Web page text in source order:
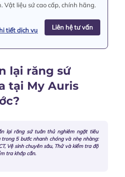
Vật liệu sứ cao cấp, chính hãng.
tiết dịch vụ Liên hệ tư vấn
lại răng sứ
tại My Auris
lại răng sứ tuân thủ nghiêm ngặt tiêu
trong 5 bước nhanh chóng và nhẹ nhàng:
Vệ sinh chuyên sâu, Thử và kiểm tra độ
tra khớp cắn.